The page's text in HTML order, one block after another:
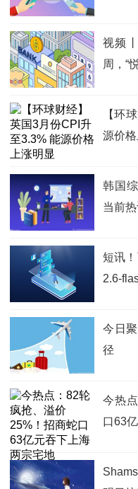
视频
周，“
【环
源价
韩国
当前
短讯
2.6-
今日
径
今热
口63